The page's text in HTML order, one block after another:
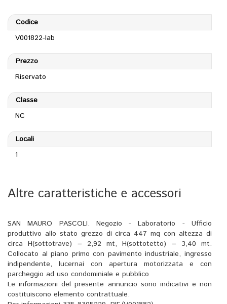
Codice
V001822-lab
Prezzo
Riservato
Classe
NC
Locali
1
Altre caratteristiche e accessori
SAN MAURO PASCOLI. Negozio - Laboratorio - Ufficio
produttivo allo stato grezzo di circa 447 mq con altezza di
circa H(sottotrave) = 2,92 mt, H(sottotetto) = 3,40 mt.
Collocato al piano primo con pavimento industriale, ingresso
indipendente, lucernai con apertura motorizzata e con
parcheggio ad uso condominiale e pubblico
Le informazioni del presente annuncio sono indicativi e non
costituiscono elemento contrattuale.